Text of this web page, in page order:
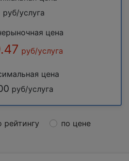
руб/услуга
цена
руб/услуга
цена
руб/услуга
рейтингу
по цене